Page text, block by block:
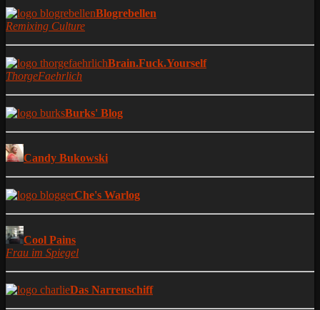
Blogrebellen
Remixing Culture
Brain.Fuck.Yourself
ThorgeFaehrlich
Burks' Blog
Candy Bukowski
Che's Warlog
Cool Pains
Frau im Spiegel
Das Narrenschiff